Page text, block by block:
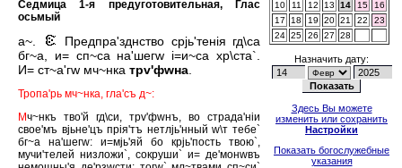
Седмица 1-я предуготовительная, Глас
осьмый
а~.
Предпра'зднство срjь'тенiя гд\са
бг~а, и= сп~са на'шегw i=и~са хр\ста`.
И= ст~а'гw мч~нка трv'фwна
Тропа'рь мч~нка, гла'съ д~:
Мч~нкъ тво'й гд\си, трv'фwнъ, во страда'нiи
свое'мъ вjьне'цъ прiя'тъ нетлjь'нный w\т тебе`
бг~а на'шегw: и=мjь'яй бо крjь'пость твою`,
мучи'телей низложи`, сокруши` и= де'монwвъ
10
11 12 13 14 15
16
17
18 19 20 21 22
23
24 25 26 27 28
Назначить дату:
Здесь Вы можете
изменить или сохранить
Настройки
Показать богослужебные
указания